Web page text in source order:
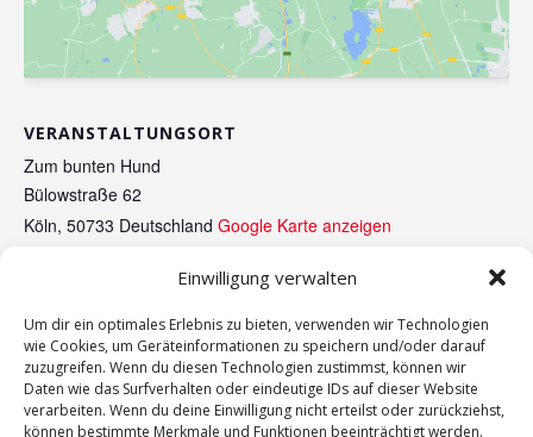
Einwilligung verwalten
Um dir ein optimales Erlebnis zu bieten, verwenden wir Technologien
wie Cookies, um Geräteinformationen zu speichern und/oder darauf
zuzugreifen. Wenn du diesen Technologien zustimmst, können wir
Daten wie das Surfverhalten oder eindeutige IDs auf dieser Website
verarbeiten. Wenn du deine Einwilligung nicht erteilst oder zurückziehst,
können bestimmte Merkmale und Funktionen beeinträchtigt werden.
VERANSTALTUNGSORT
Zum bunten Hund
Bülowstraße 62
Köln, 50733 Deutschland Google Karte anzeigen
Köln wir müssen reden! Köln, wir müssen reden!